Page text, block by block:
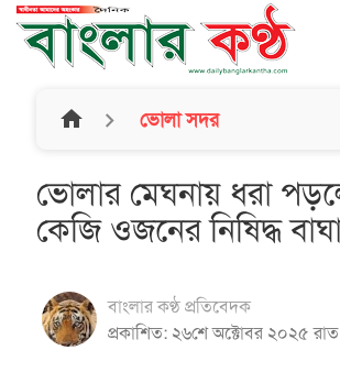
home ভোলা সদর
ভোলার মেঘনায় ধরা
কেজি ওজনের নিষিদ্ধ
বাংলার কণ্ঠ প্রতিবেদক
প্রকাশিত: ২৬শে অক্টোবর ২০২৫